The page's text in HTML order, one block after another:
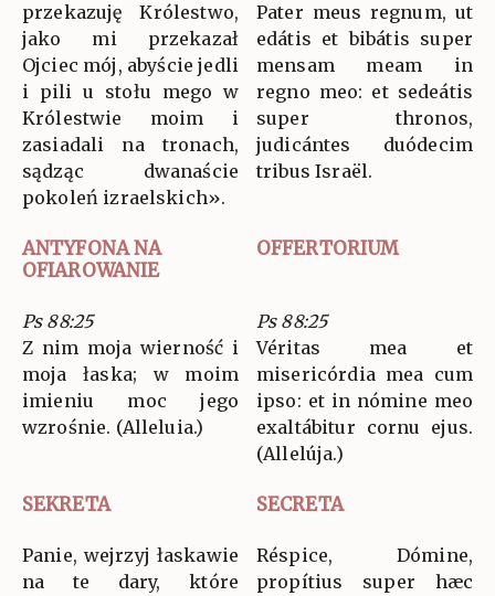
przekazuję Królestwo,
jako mi przekazał
Ojciec mój, abyście jedli
i pili u stołu mego w
Królestwie moim i
zasiadali na tronach,
sądząc dwanaście
pokoleń izraelskich».
Pater meus regnum, ut
edátis et bibátis super
mensam meam in
regno meo: et sedeátis
super thronos,
judicántes duódecim
tribus Israël.
ANTYFONA NA
OFIAROWANIE
OFFERTORIUM
Ps 88:25
Z nim moja wierność i
moja łaska; w moim
imieniu moc jego
wzrośnie. (Alleluia.)
Ps 88:25
Véritas mea et
misericórdia mea cum
ipso: et in nómine meo
exaltábitur cornu ejus.
(Allelúja.)
SEKRETA SECRETA
Panie, wejrzyj łaskawie
na te dary, które
Réspice, Dómine,
propítius super hæc